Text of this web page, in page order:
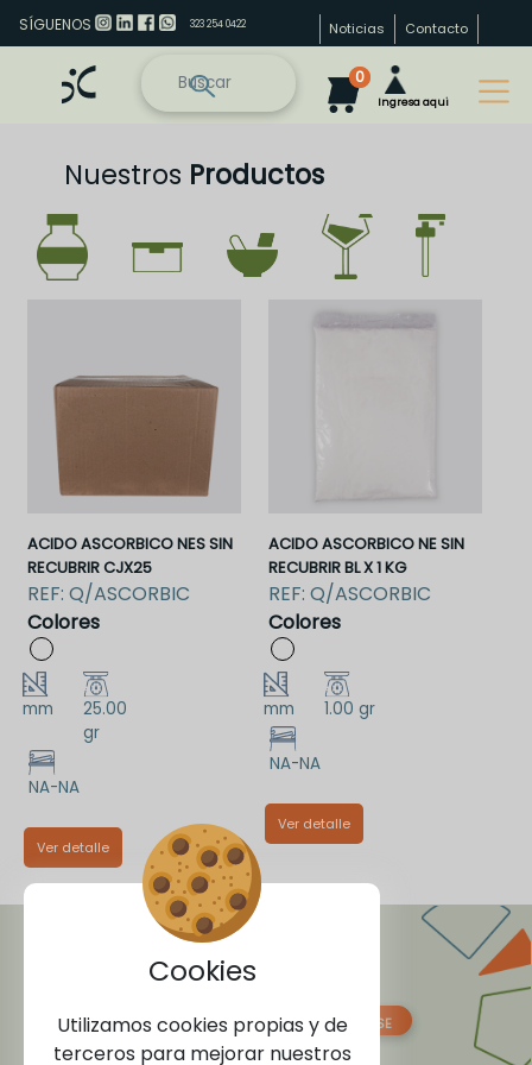
SÍGUENOS 323 254 0422 Noticias Contacto
0
Ingresa aqui
Nuestros Productos
ACIDO ASCORBICO NES SIN
RECUBRIR CJX25
REF: Q/ASCORBIC
Colores
mm
25.00
gr
NA-NA
Ver detalle
Q/ASCORBICO NES
ACIDO ASCORBICO NE SIN
RECUBRIR BL X 1 KG
REF: Q/ASCORBIC
Colores
mm 1.00 gr
NA-NA
Ver detalle
MANTENTE CONECTADO
CON NOSOTROS
Cookies
Utilizamos cookies propias y de
terceros para mejorar nuestros